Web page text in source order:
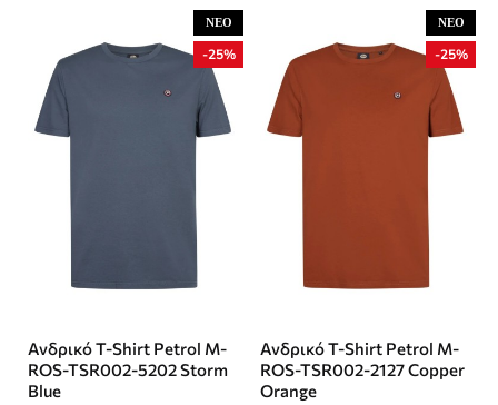
ΝΈΟ
-25%
Ανδρικό T-Shirt Petrol M-
ROS-TSR002-5202 Storm
Blue
ΝΈΟ
-25%
Ανδρικό T-Shirt Petrol M-
ROS-TSR002-2127 Copper
Orange